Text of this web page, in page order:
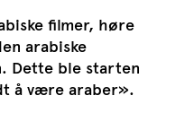
filmer, høre
arabiske
Dette ble starten
å være araber».